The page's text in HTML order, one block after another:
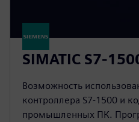
SIMATIC S7-
Возможность
контроллера S7-1500 и
промышленных ПК.